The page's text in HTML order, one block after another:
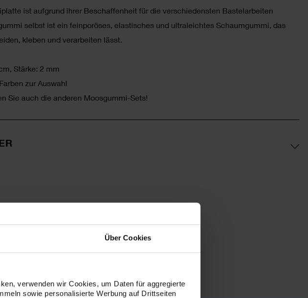
Über Cookies
verwenden wir Cookies, um Daten für aggregierte
sowie personalisierte Werbung auf Drittseiten
ist aufgrund ihrer Beschaffenheit für die verschiedensten Bastelarbeiten
selbst ist ein feinporöses, elastisches und ultraleichtes Schaumgummi, das
kleben und verarbeiten lässt.
Stärke: 2 mm
zur Auswahl
Sie auch die anderen Moosgummi-Sets!